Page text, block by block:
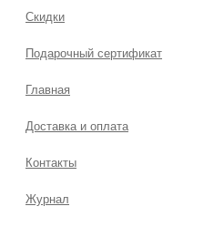
Скидки
Подарочный сертификат
Главная
Доставка и оплата
Контакты
Журнал